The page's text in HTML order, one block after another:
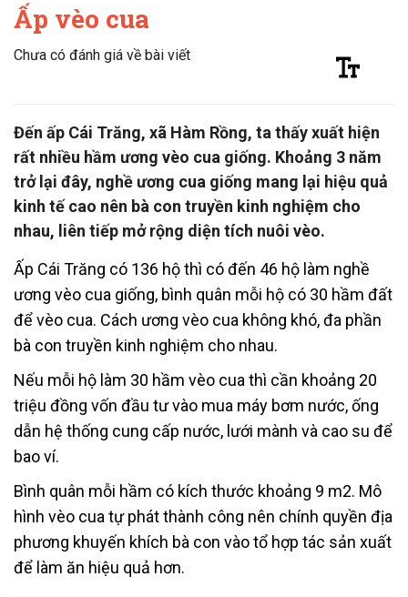
Ấp vèo cua
Chưa có đánh giá về bài viết
Đến ấp Cái Trăng, xã Hàm Rồng, ta thấy xuất hiện
rất nhiều hầm ương vèo cua giống. Khoảng 3 năm
trở lại đây, nghề ương cua giống mang lại hiệu quả
kinh tế cao nên bà con truyền kinh nghiệm cho
nhau, liên tiếp mở rộng diện tích nuôi vèo.
Ấp Cái Trăng có 136 hộ thì có đến 46 hộ làm nghề
ương vèo cua giống, bình quân mỗi hộ có 30 hầm đất
để vèo cua. Cách ương vèo cua không khó, đa phần
bà con truyền kinh nghiệm cho nhau.
Nếu mỗi hộ làm 30 hầm vèo cua thì cần khoảng 20
triệu đồng vốn đầu tư vào mua máy bơm nước, ống
dẫn hệ thống cung cấp nước, lưới mành và cao su để
bao ví.
Bình quân mỗi hầm có kích thước khoảng 9 m2. Mô
hình vèo cua tự phát thành công nên chính quyền địa
phương khuyến khích bà con vào tổ hợp tác sản xuất
để làm ăn hiệu quả hơn.